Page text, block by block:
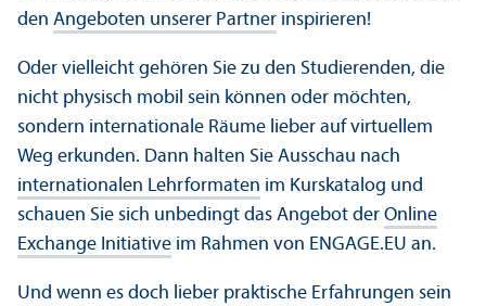
den Angeboten unserer Partner inspirieren!
Oder vielleicht gehören Sie zu den Studierenden, die
nicht physisch mobil sein können oder möchten,
sondern internationale Räume lieber auf virtuellem
Weg erkunden. Dann halten Sie Ausschau nach
internationalen Lehr­formaten im Kurskatalog und
schauen Sie sich unbedingt das Angebot der Online
Exchange Initiative im Rahmen von ENGAGE.EU an.
Und wenn es doch lieber praktische Erfahrungen sein